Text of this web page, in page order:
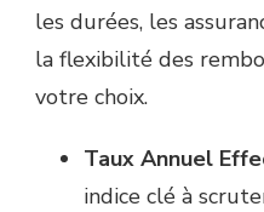
les durées, les
la flexibilité des
votre choix.
Taux Annuel
indice clé à